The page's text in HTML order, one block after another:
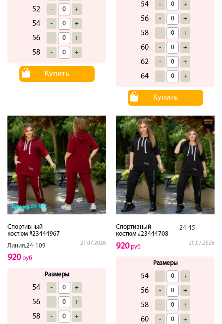
52 - +
54 - +
56 - +
58 - +
Купить
54 - +
56 - +
58 - +
60 - +
62 - +
64 - +
Купить
Спортивный
костюм #23444967
Линия.24-109
21.07.2026
920руб
Размеры
54 - +
56 - +
58 - +
Спортивный
костюм #23444708
24-45
20.07.2026
920руб
Размеры
54 - +
56 - +
58 - +
60 - +